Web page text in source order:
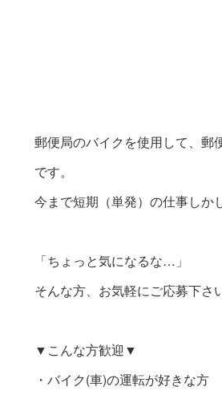
郵便局のバイクを使用して、郵
です。
今まで短期（単発）の仕事しか
「ちょっと気になるな…」
そんな方、お気軽にご応募下
▼こんな方歓迎▼
・バイク(車)の運転が好きな方